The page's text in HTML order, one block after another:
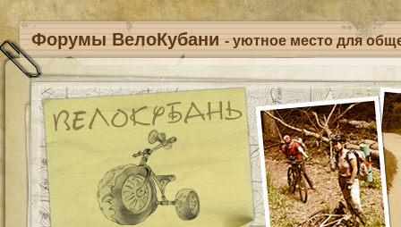
Форумы ВелоКубани - уютное место для